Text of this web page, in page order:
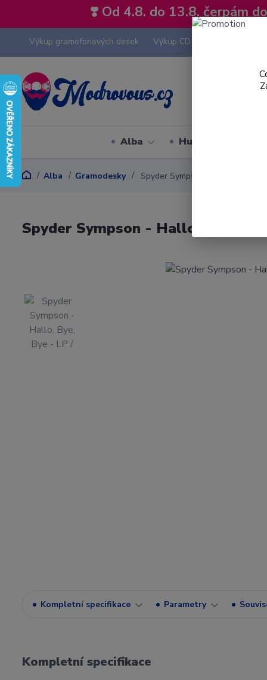
❣️ Od 4.8. do 13.8. čerpám
Výkup gramofonových desek Výkup CD
Alba Hudební styly
Alba Gramodesky Spyder Sympson - Hallo, Bye,
Spyder Sympson - Hallo, Bye,
Kompletní specifikace Parametry
Kompletní specifikace